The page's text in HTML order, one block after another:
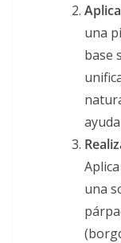
una
base
una